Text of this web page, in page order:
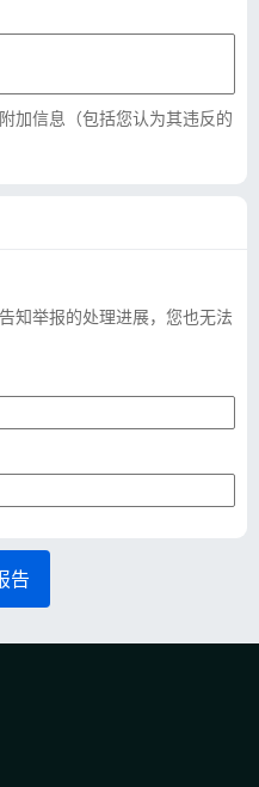
加信息（包括您认为其违反的
知举报的处理进展，您也无法
告